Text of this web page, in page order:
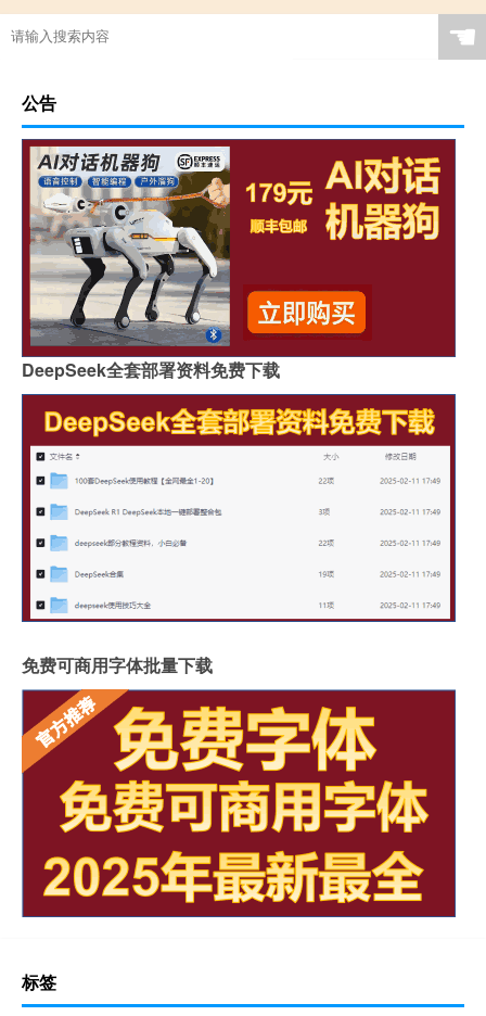
☚
公告
DeepSeek全套部署资料免费下载
免费可商用字体批量下载
标签